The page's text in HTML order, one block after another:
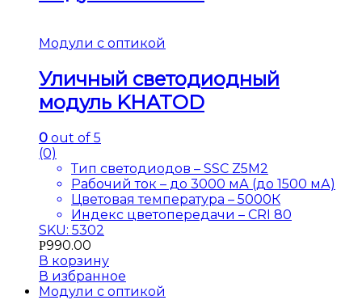
Модули с оптикой
Уличный светодиодный
модуль KHATOD
0 out of 5
(0)
Тип светодиодов – SSC Z5M2
Рабочий ток – до 3000 мА (до 1500 мА)
Цветовая температура – 5000К
Индекс цветопередачи – CRI 80
SKU: 5302
Р990.00
В корзину
В избранное
Модули с оптикой